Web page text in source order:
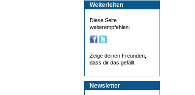
Weiterleiten
Diese Seite
weiterempfehlen:
Zeige deinen Freunden,
dass dir das gefällt
Newsletter